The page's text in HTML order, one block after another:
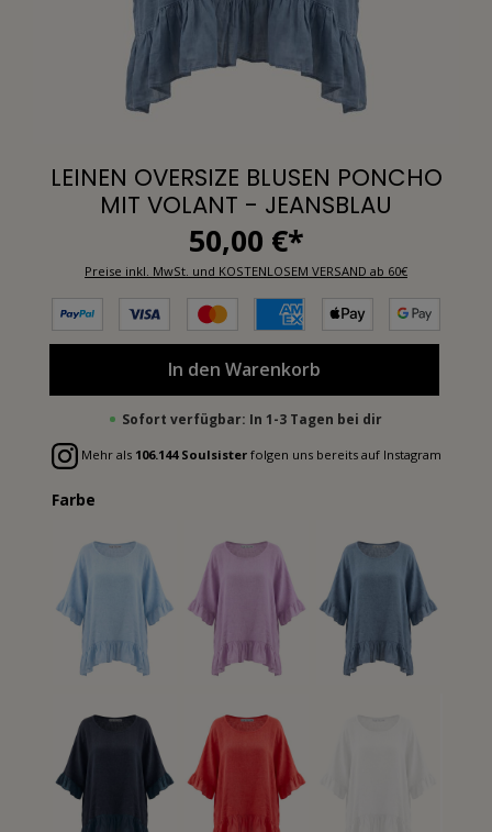
LEINEN OVERSIZE BLUSEN PONCHO
MIT VOLANT - JEANSBLAU
50,00 €*
Preise inkl. MwSt. und KOSTENLOSEM VERSAND ab 60€
In den Warenkorb
Sofort verfügbar: In 1-3 Tagen bei dir
Mehr als 106.144 Soulsisterfolgen uns bereits auf Instagram
Farbe